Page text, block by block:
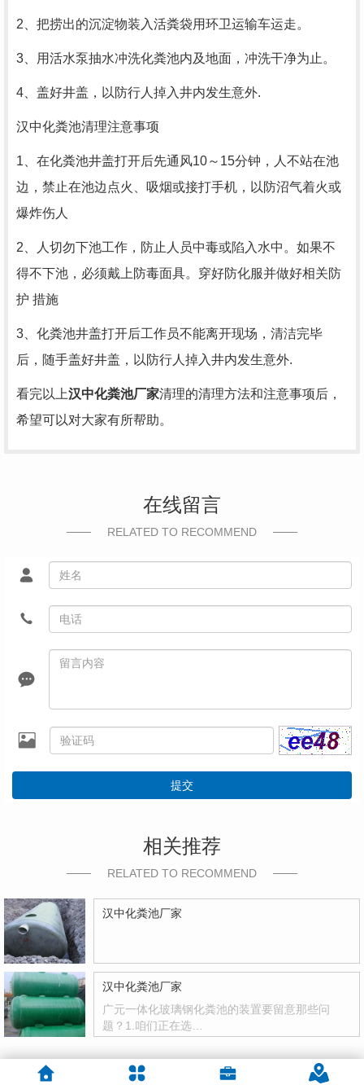
2、把捞出的沉淀物装入活粪袋用环卫运输车运走。
3、用活水泵抽水冲洗化粪池内及地面，冲洗干净为止。
4、盖好井盖，以防行人掉入井内发生意外.
汉中化粪池清理注意事项
1、在化粪池井盖打开后先通风10～15分钟，人不站在池
边，禁止在池边点火、吸烟或接打手机，以防沼气着火或
爆炸伤人
2、人切勿下池工作，防止人员中毒或陷入水中。如果不
得不下池，必须戴上防毒面具。穿好防化服并做好相关防
护 措施
3、化粪池井盖打开后工作员不能离开现场，清洁完毕
后，随手盖好井盖，以防行人掉入井内发生意外.
看完以上汉中化粪池厂家清理的清理方法和注意事项后，
希望可以对大家有所帮助。
在线留言
RELATED TO RECOMMEND
提交
相关推荐
RELATED TO RECOMMEND
汉中化粪池厂家
汉中化粪池厂家
广元一体化玻璃钢化粪池的装置要留意那些问
题？1.咱们正在选…